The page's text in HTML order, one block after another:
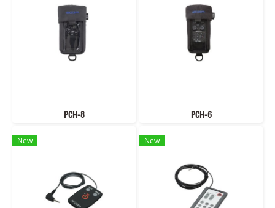
PCH-8 PCH-6
New New